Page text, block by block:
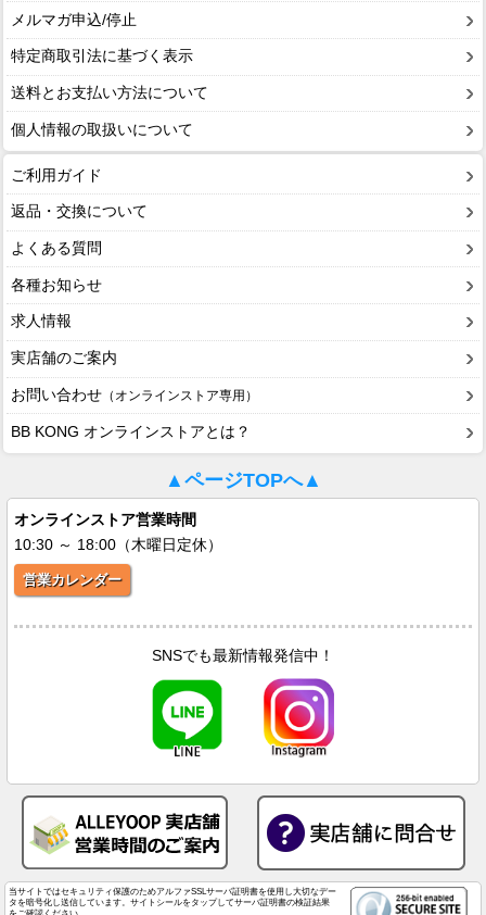
メルマガ申込/停止
特定商取引法に基づく表示
送料とお支払い方法について
個人情報の取扱いについて
ご利用ガイド
返品・交換について
よくある質問
各種お知らせ
求人情報
実店舗のご案内
お問い合わせ （オンラインストア専用）
BB KONG オンラインストアとは？
▲ページTOPへ▲
オンラインストア営業時間
10:30 ～ 18:00（木曜日定休）
営業カレンダー
SNSでも最新情報発信中！
当サイトではセキュリティ保護のためアルファSSLサーバ証明書を使用し大切なデー
タを暗号化し送信しています。サイトシールをタップしてサーバ証明書の検証結果